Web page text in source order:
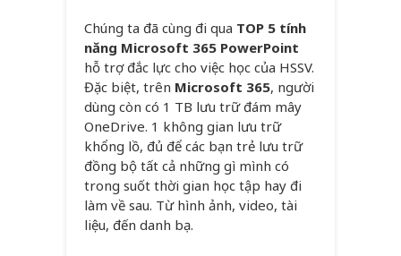
Chúng ta đã cùng đi qua TOP 5 tính
năng Microsoft 365 PowerPoint
hỗ trợ đắc lực cho việc học của HSSV.
Đặc biệt, trên Microsoft 365, người
dùng còn có 1 TB lưu trữ đám mây
OneDrive. 1 không gian lưu trữ
khổng lồ, đủ để các bạn trẻ lưu trữ
đồng bộ tất cả những gì mình có
trong suốt thời gian học tập hay đi
làm về sau. Từ hình ảnh, video, tài
liệu, đến danh bạ.